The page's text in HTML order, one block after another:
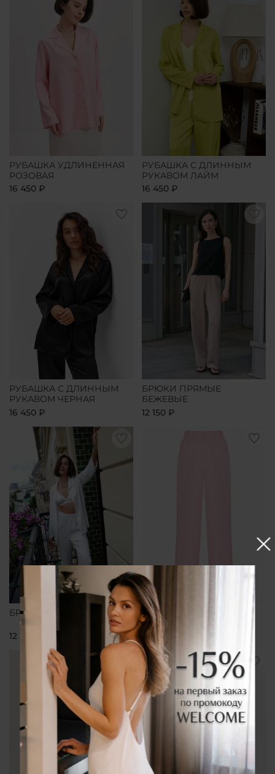
РУБАШКА УДЛИНЕННАЯ
РОЗОВАЯ
16 450 ₽
РУБАШКА С ДЛИННЫМ
РУКАВОМ ЛАЙМ
16 450 ₽
РУБАШКА С ДЛИННЫМ
РУКАВОМ ЧЕРНАЯ
16 450 ₽
БРЮКИ ПРЯМЫЕ
БЕЖЕВЫЕ
12 150 ₽
БРЮКИ ПРЯМЫЕ БЕЛЫЕ
12 150 ₽
БРЮКИ ПРЯМЫЕ
РОЗОВЫЕ
12 150 ₽